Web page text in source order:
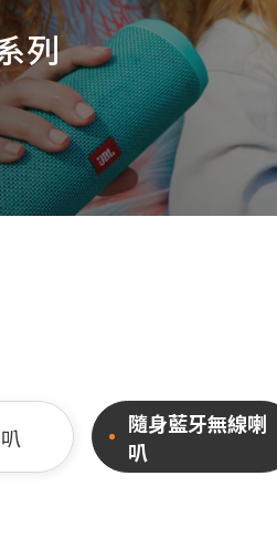
請選擇商品分類
列
隨身藍牙無線喇
叭